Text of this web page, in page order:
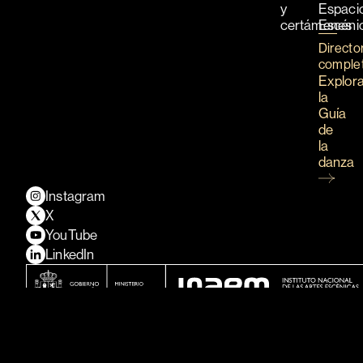
y
certámenes
la
Guía
de
la
danza
Instagram
X
YouTube
LinkedIn